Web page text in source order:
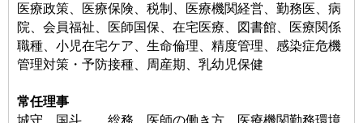
医療政策、医療保険、税制、医療機関経営、勤務医、病
院、会員福祉、医師国保、在宅医療、図書館、医療関係
職種、小児在宅ケア、生命倫理、精度管理、感染症危機
管理対策・予防接種、周産期、乳幼児保健
常任理事
城守 国斗 総務、医師の働き方、医療機関勤務環境